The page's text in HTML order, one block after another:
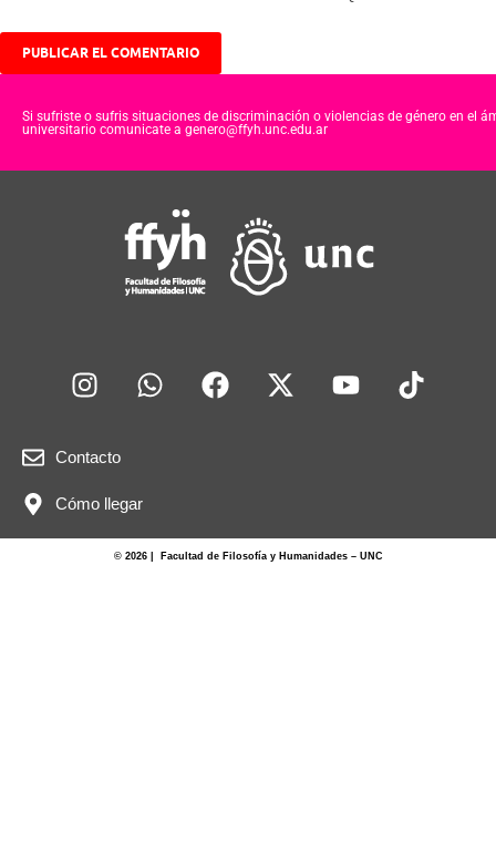
Si sufriste o sufris situaciones de discriminación o violencias de género en el
universitario comunicate a genero@ffyh.unc.edu.ar
Contacto
Cómo llegar
© 2026 | Facultad de Filosofía y Humanidades – UNC